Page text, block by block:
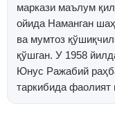
маркази маълум
ойида Наманган
ва мумтоз
қўшган. У 1958
Юнус Ражабий
таркибида фаолият